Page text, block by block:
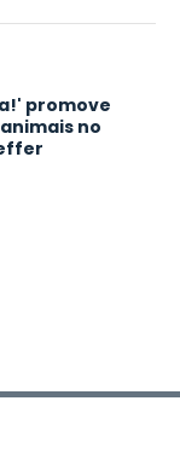
promove
no